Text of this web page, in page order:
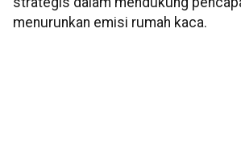
menurunkan emisi rumah kaca.